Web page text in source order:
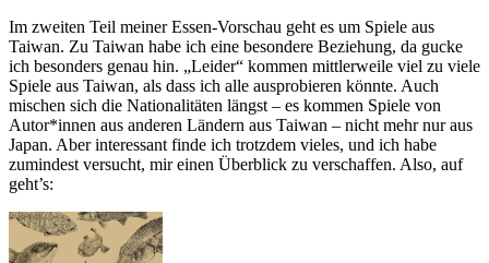
Im zweiten Teil meiner Essen-Vorschau geht es um Spiele aus
Taiwan. Zu Taiwan habe ich eine besondere Beziehung, da gucke
ich besonders genau hin. „Leider“ kommen mittlerweile viel zu viele
Spiele aus Taiwan, als dass ich alle ausprobieren könnte. Auch
mischen sich die Nationalitäten längst – es kommen Spiele von
Autor*innen aus anderen Ländern aus Taiwan – nicht mehr nur aus
Japan. Aber interessant finde ich trotzdem vieles, und ich habe
zumindest versucht, mir einen Überblick zu verschaffen. Also, auf
geht’s: